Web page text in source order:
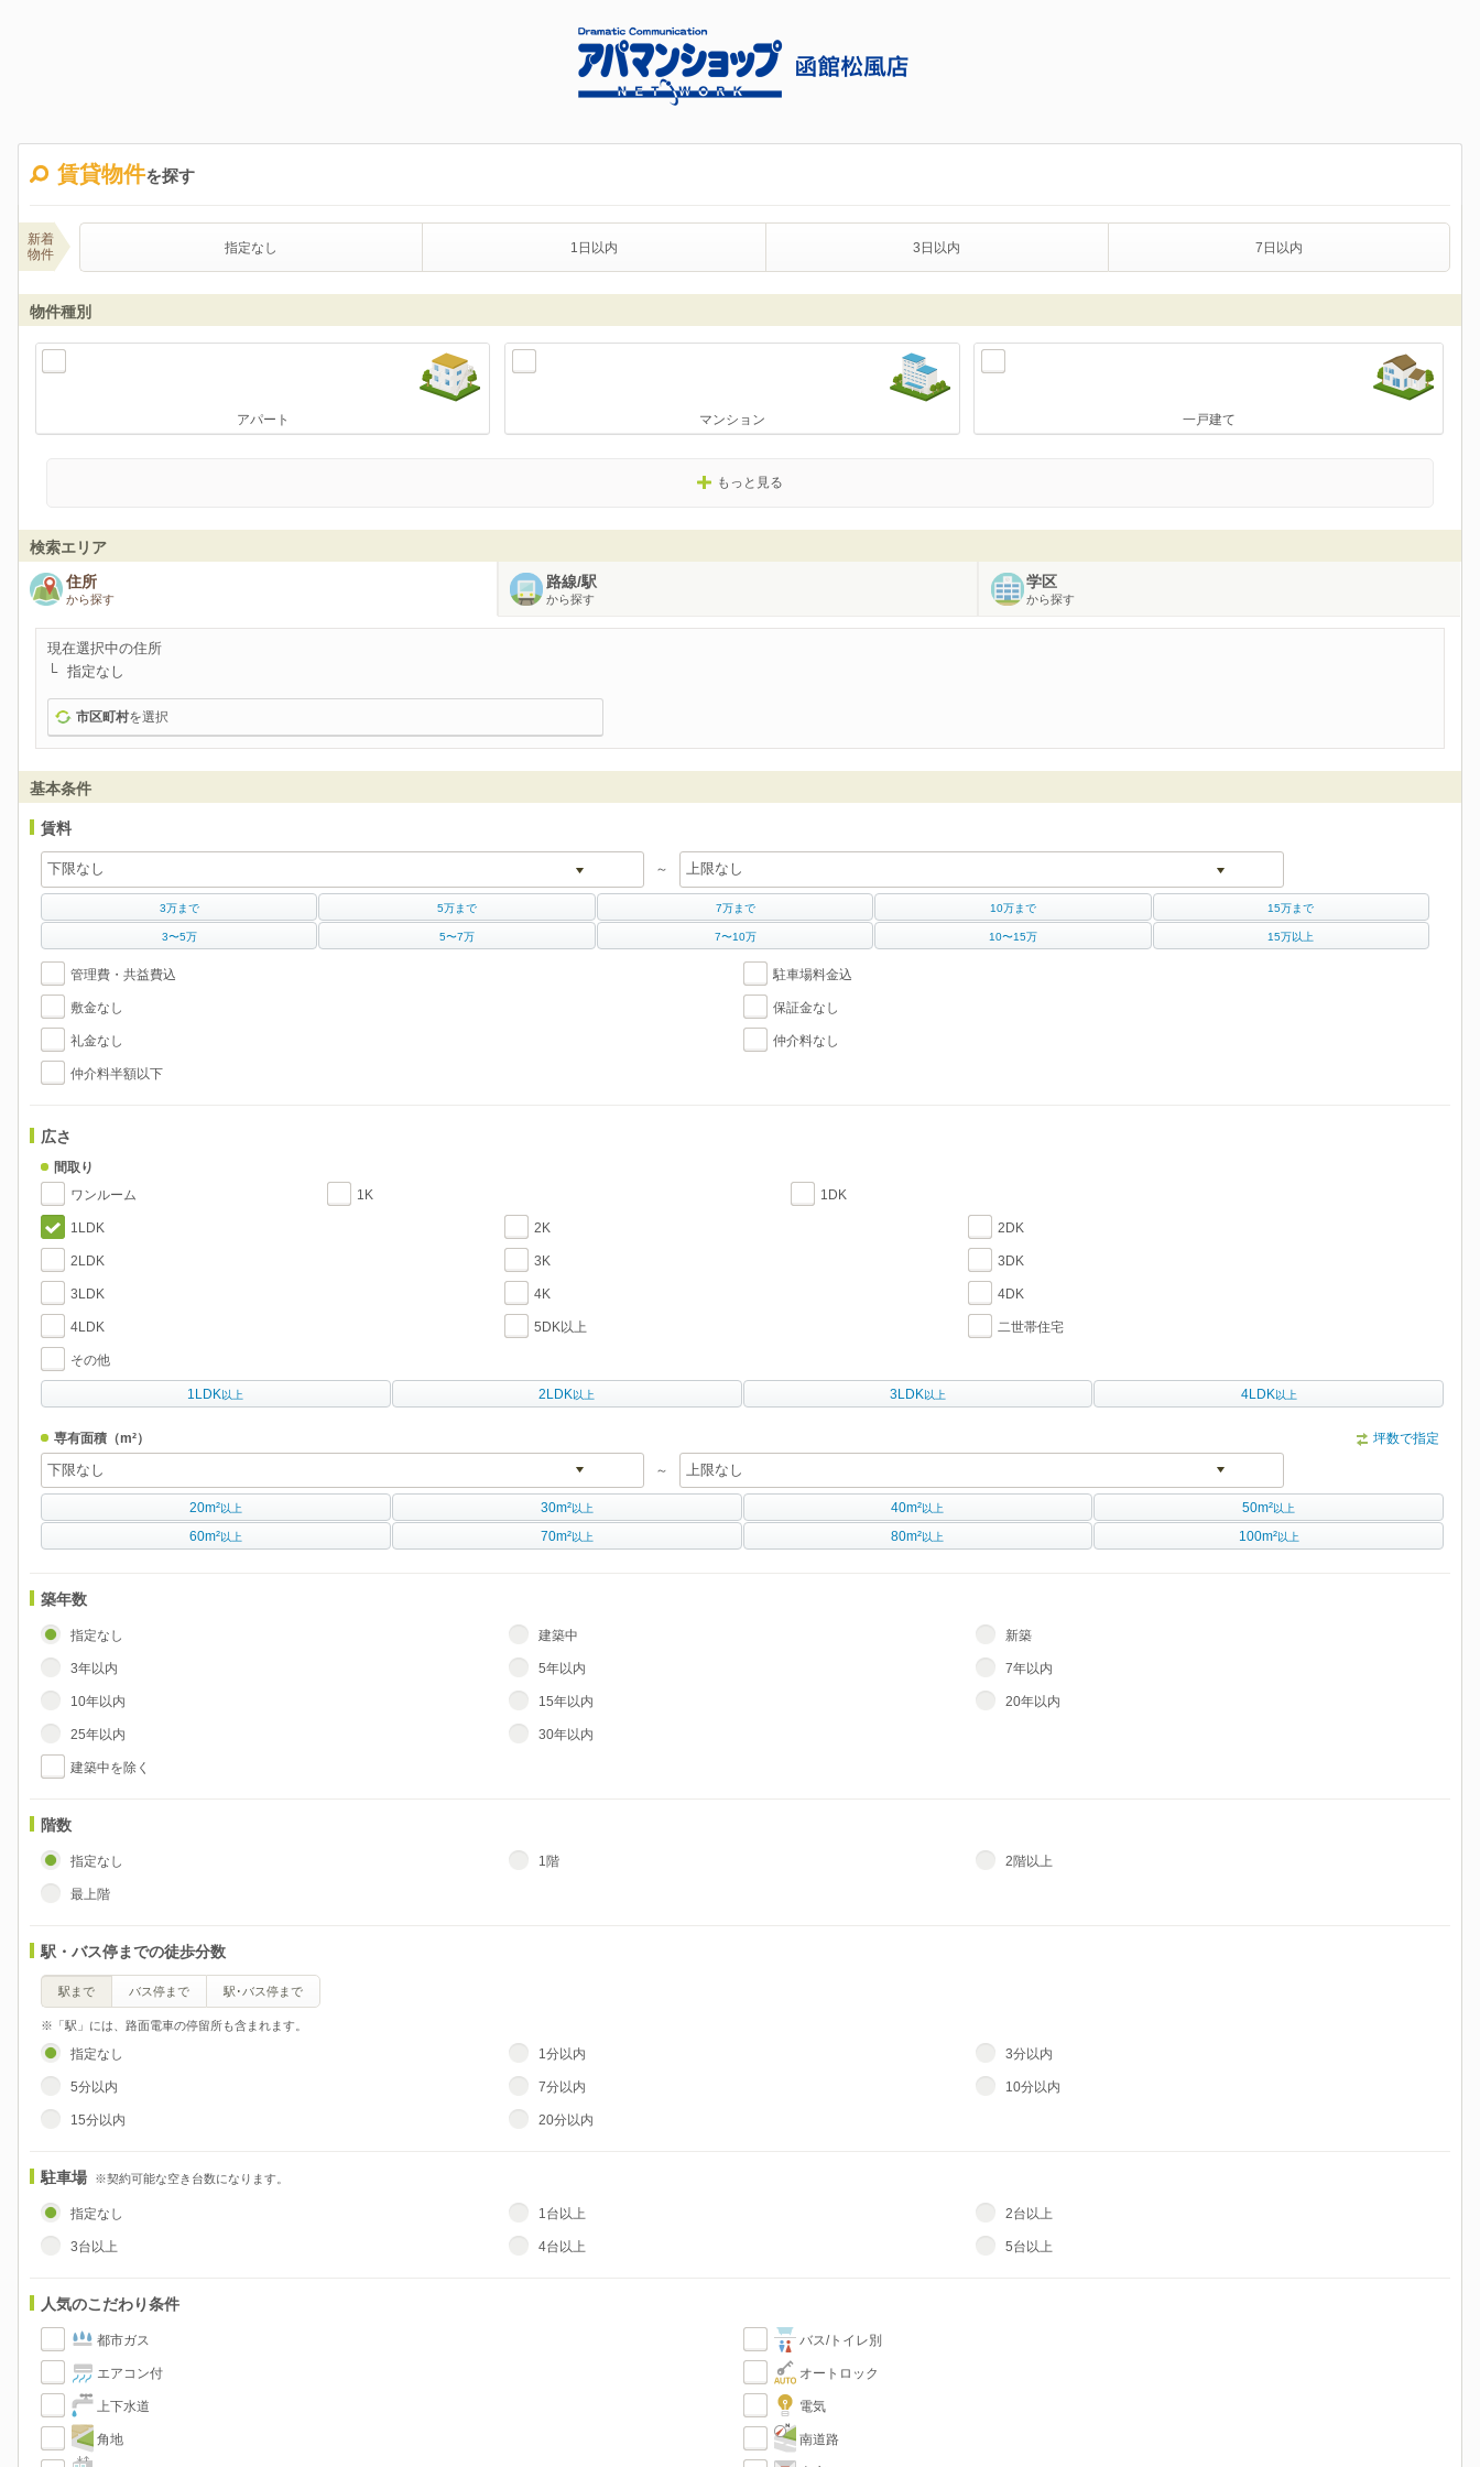
賃貸物件を探す
新着
物件
指定なし 1日以内 3日以内 7日以内
物件種別
アパート マンション 一戸建て
もっと見る
検索エリア
住所
から探す
路線/駅
から探す
学区
から探す
現在選択中の住所
指定なし
市区町村を選択
基本条件
賃料
～
3万まで 5万まで 7万まで 10万まで 15万まで
3〜5万 5〜7万 7〜10万 10〜15万 15万以上
管理費・共益費込 駐車場料金込
敷金なし 保証金なし
礼金なし 仲介料なし
仲介料半額以下
広さ
間取り
ワンルーム 1K 1DK
1LDK 2K 2DK
2LDK 3K 3DK
3LDK 4K 4DK
4LDK 5DK以上 二世帯住宅
その他
1LDK 以上 2LDK 以上 3LDK 以上 4LDK 以上
専有面積（m²） 坪数で指定
～
20m²以上 30m²以上 40m²以上 50m²以上
60m²以上 70m²以上 80m²以上 100m²以上
築年数
指定なし 建築中 新築
3年以内 5年以内 7年以内
10年以内 15年以内 20年以内
25年以内 30年以内
建築中を除く
階数
指定なし 1階 2階以上
最上階
駅・バス停までの徒歩分数
駅まで バス停まで 駅･バス停まで
指定なし 1分以内 3分以内
5分以内 7分以内 10分以内
15分以内 20分以内
※「駅」には、路面電車の停留所も含まれます。
駐車場 ※契約可能な空き台数になります。
指定なし 1台以上 2台以上
3台以上 4台以上 5台以上
人気のこだわり条件
都市ガス バス/トイレ別
エアコン付 オートロック
上下水道 電気
角地 南道路